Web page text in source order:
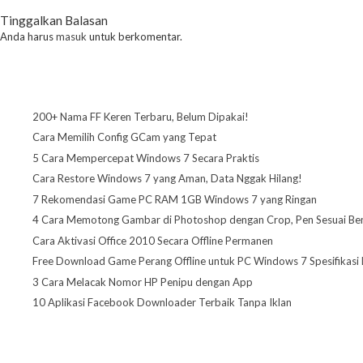
Tinggalkan Balasan
Anda harusmasuk untuk berkomentar.
200+ Nama FF Keren Terbaru, Belum Dipakai!
Cara Memilih Config GCam yang Tepat
5 Cara Mempercepat Windows 7 Secara Praktis
Cara Restore Windows 7 yang Aman, Data Nggak Hilang!
7 Rekomendasi Game PC RAM 1GB Windows 7 yang Ringan
4 Cara Memotong Gambar di Photoshop dengan Crop, Pen Sesuai
Cara Aktivasi Office 2010 Secara Offline Permanen
Free Download Game Perang Offline untuk PC Windows 7 Spesifikasi
3 Cara Melacak Nomor HP Penipu dengan App
10 Aplikasi Facebook Downloader Terbaik Tanpa Iklan